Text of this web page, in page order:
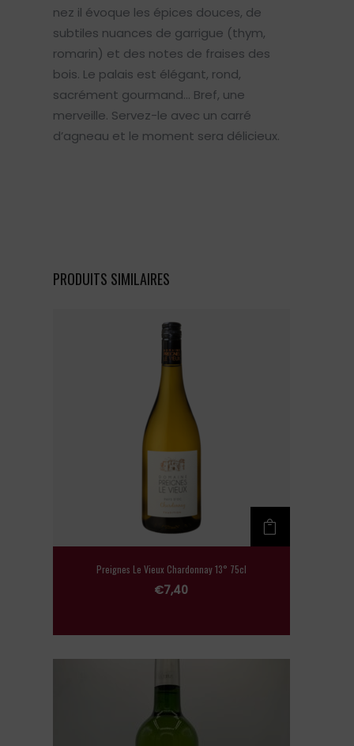
nez il évoque les épices douces, de
subtiles nuances de garrigue (thym,
romarin) et des notes de fraises des
bois. Le palais est élégant, rond,
sacrément gourmand… Bref, une
merveille. Servez-le avec un carré
d’agneau et le moment sera délicieux.
PRODUITS SIMILAIRES
Preignes Le Vieux Chardonnay 13° 75cl
€7,40